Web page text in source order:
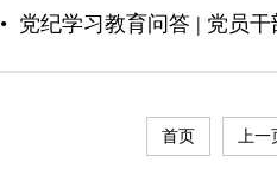
• 党纪学习教育问答 | 党员
首页 上一